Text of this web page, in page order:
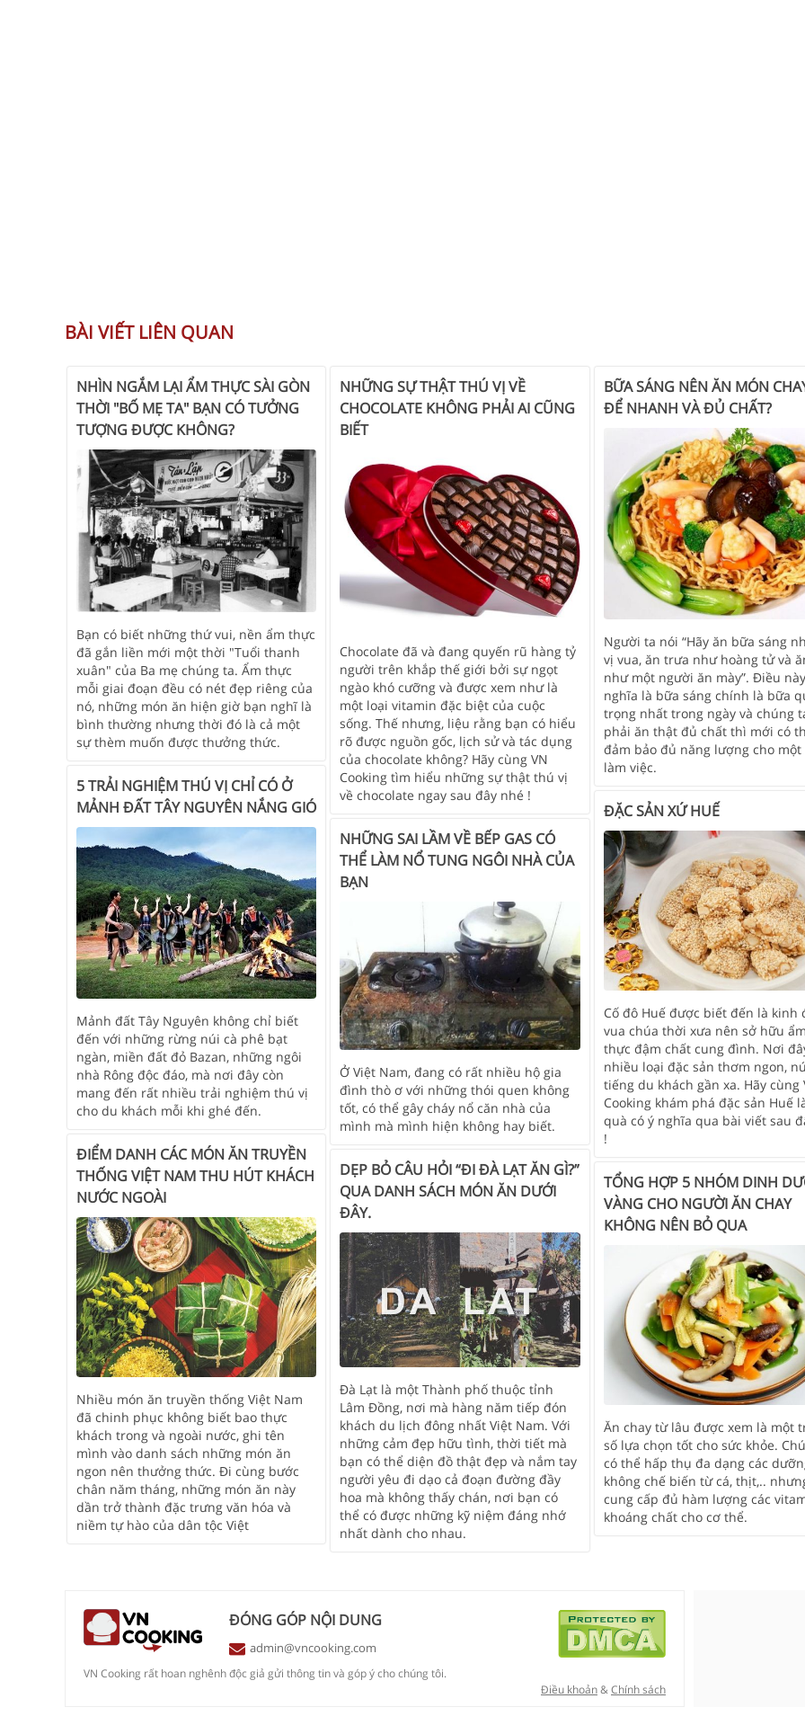
BÀI VIẾT LIÊN QUAN
NHÌN NGẮM LẠI ẨM THỰC SÀI GÒN
THỜI "BỐ MẸ TA" BẠN CÓ TƯỞNG
TƯỢNG ĐƯỢC KHÔNG?
Bạn có biết những thứ vui, nền ẩm thực
đã gắn liền mới một thời "Tuổi thanh
xuân" của Ba mẹ chúng ta. Ẩm thực
mỗi giai đoạn đều có nét đẹp riêng của
nó, những món ăn hiện giờ bạn nghĩ là
bình thường nhưng thời đó là cả một
sự thèm muốn được thưởng thức.
NHỮNG SỰ THẬT THÚ VỊ VỀ
CHOCOLATE KHÔNG PHẢI AI CŨNG
BIẾT
Chocolate đã và đang quyến rũ hàng tỷ
người trên khắp thế giới bởi sự ngọt
ngào khó cưỡng và được xem như là
một loại vitamin đặc biệt của cuộc
sống. Thế nhưng, liệu rằng bạn có hiểu
rõ được nguồn gốc, lịch sử và tác dụng
của chocolate không? Hãy cùng VN
Cooking tìm hiểu những sự thật thú vị
về chocolate ngay sau đây nhé !
BỮA SÁNG NÊN ĂN MÓN
ĐỂ NHANH VÀ ĐỦ CHẤT?
Người ta nói “Hãy ăn bữa sáng
vị vua, ăn trưa như hoàng tử và
như một người ăn mày”. Điều
nghĩa là bữa sáng chính là bữa
trọng nhất trong ngày và chúng
phải ăn thật đủ chất thì mới có
đảm bảo đủ năng lượng cho một
làm việc.
5 TRẢI NGHIỆM THÚ VỊ CHỈ CÓ Ở
MẢNH ĐẤT TÂY NGUYÊN NẮNG GIÓ
Mảnh đất Tây Nguyên không chỉ biết
đến với những rừng núi cà phê bạt
ngàn, miền đất đỏ Bazan, những ngôi
nhà Rông độc đáo, mà nơi đây còn
mang đến rất nhiều trải nghiệm thú vị
cho du khách mỗi khi ghé đến.
ĐẶC SẢN XỨ HUẾ
Cố đô Huế được biết đến là kinh
vua chúa thời xưa nên sở hữu
thực đậm chất cung đình. Nơi
nhiều loại đặc sản thơm ngon,
tiếng du khách gần xa. Hãy cùng
Cooking khám phá đặc sản Huế
quà có ý nghĩa qua bài viết sau
!
NHỮNG SAI LẦM VỀ BẾP GAS CÓ
THỂ LÀM NỔ TUNG NGÔI NHÀ CỦA
BẠN
Ở Việt Nam, đang có rất nhiều hộ gia
đình thò ơ với những thói quen không
tốt, có thể gây cháy nổ căn nhà của
mình mà mình hiện không hay biết.
ĐIỂM DANH CÁC MÓN ĂN TRUYỀN
THỐNG VIỆT NAM THU HÚT KHÁCH
NƯỚC NGOÀI
Nhiều món ăn truyền thống Việt Nam
đã chinh phục không biết bao thực
khách trong và ngoài nước, ghi tên
mình vào danh sách những món ăn
ngon nên thưởng thức. Đi cùng bước
chân năm tháng, những món ăn này
dần trở thành đặc trưng văn hóa và
niềm tự hào của dân tộc Việt
DẸP BỎ CÂU HỎI “ĐI ĐÀ LẠT ĂN GÌ?”
QUA DANH SÁCH MÓN ĂN DƯỚI
ĐÂY.
Đà Lạt là một Thành phố thuộc tỉnh
Lâm Đồng, nơi mà hàng năm tiếp đón
khách du lịch đông nhất Việt Nam. Với
những cảm đẹp hữu tình, thời tiết mà
bạn có thể diện đồ thật đẹp và nắm tay
người yêu đi dạo cả đoạn đường đầy
hoa mà không thấy chán, nơi bạn có
thể có được những kỹ niệm đáng nhớ
nhất dành cho nhau.
TỔNG HỢP 5 NHÓM DINH
VÀNG CHO NGƯỜI ĂN CHAY
KHÔNG NÊN BỎ QUA
Ăn chay từ lâu được xem là một
số lựa chọn tốt cho sức khỏe.
có thể hấp thụ đa dạng các
không chế biến từ cá, thịt,..
cung cấp đủ hàm lượng các
khoáng chất cho cơ thể.
ĐÓNG GÓP NỘI DUNG
admin@vncooking.com
VN Cooking rất hoan nghênh độc giả gửi thông tin và góp ý cho chúng tôi.
Điều khoản&Chính sách